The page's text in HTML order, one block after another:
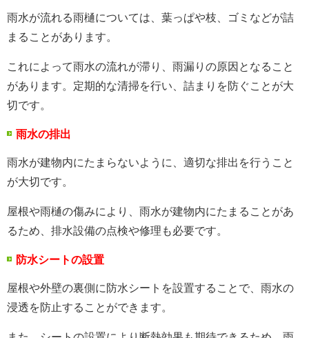
雨水が流れる雨樋については、葉っぱや枝、ゴミなどが詰
まることがあります。
これによって雨水の流れが滞り、雨漏りの原因となること
があります。定期的な清掃を行い、詰まりを防ぐことが大
切です。
雨水の排出
雨水が建物内にたまらないように、適切な排出を行うこと
が大切です。
屋根や雨樋の傷みにより、雨水が建物内にたまることがあ
るため、排水設備の点検や修理も必要です。
防水シートの設置
屋根や外壁の裏側に防水シートを設置することで、雨水の
浸透を防止することができます。